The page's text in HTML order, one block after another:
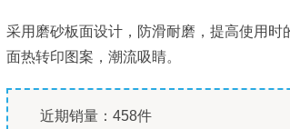
采用磨砂板面设计，防滑耐磨，提高使用
面热转印图案，潮流吸睛。
近期销量：458件